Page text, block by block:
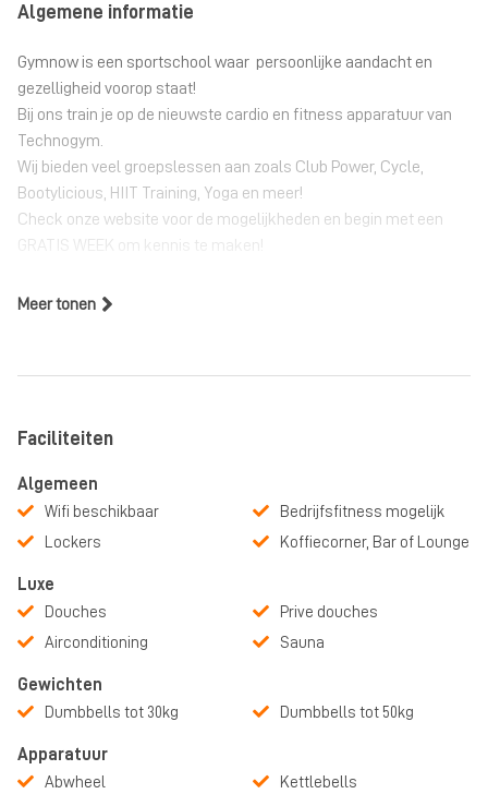
Algemene informatie
Gymnow is een sportschool waar persoonlijke aandacht en
gezelligheid voorop staat!
Bij ons train je op de nieuwste cardio en fitness apparatuur van
Technogym.
Wij bieden veel groepslessen aan zoals Club Power, Cycle,
Bootylicious, HIIT Training, Yoga en meer!
Check onze website voor de mogelijkheden en begin met een
GRATIS WEEK om kennis te maken!
Meer tonen
Faciliteiten
Algemeen
Wifi beschikbaar
Lockers
Bedrijfsfitness mogelijk
Koffiecorner, Bar of Lounge
Luxe
Douches
Airconditioning
Prive douches
Sauna
Gewichten
Dumbbells tot 30kg Dumbbells tot 50kg
Apparatuur
Abwheel
Kettlebells